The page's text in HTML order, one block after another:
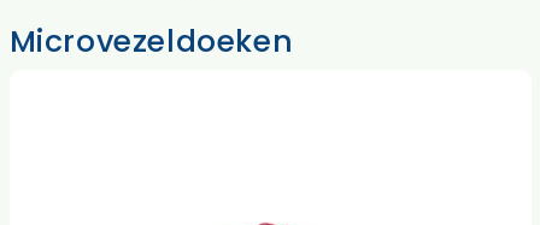
Microvezeldoeken